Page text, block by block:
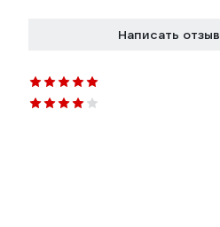
Написать отзыв